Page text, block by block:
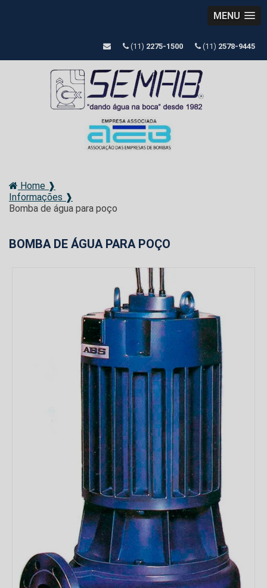
MENU
(11) 2578-9445
(11) 2275-1500
Home ❱
Informações ❱
Bomba de água para poço
BOMBA DE ÁGUA PARA POÇO